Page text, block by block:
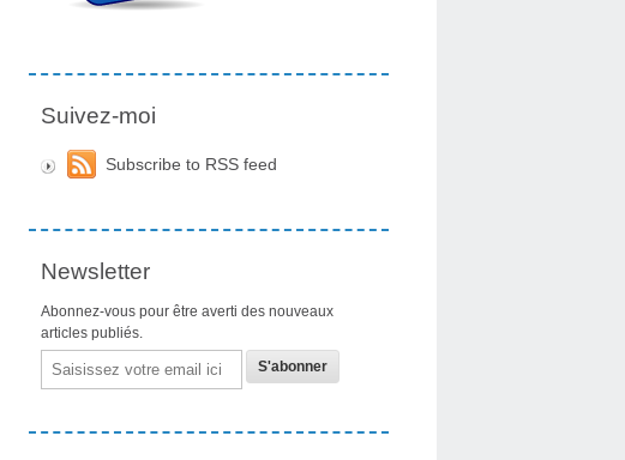
Suivez-moi
Subscribe to RSS feed
Newsletter
Abonnez-vous pour être averti des nouveaux
articles publiés.
Email